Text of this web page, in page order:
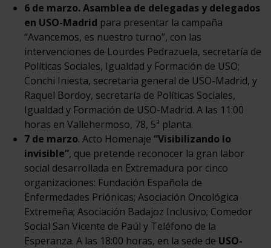
6 de marzo. Asamblea de delegadas y delegados
en USO-Madrid para presentar la campaña
“Avancemos, es nuestro turno”, con las
intervenciones de Lourdes Pedrazuela, secretaría de
Políticas Sociales, Igualdad y Formación de USO;
Conchi Iniesta, secretaria general de USO-Madrid, y
Raquel Bordoy, secretaría de Políticas Sociales,
Igualdad y Formación de USO-Madrid. A las 11:00
horas en Vallehermoso, 78, 5ª planta.
7 de marzo. Acto Homenaje “Visibilizando lo
invisible”, que pretende reconocer la gran labor
social desarrollada en Extremadura por cinco
organizaciones: Fundación Española de
Enfermedades Priónicas; Asociación Oncológica
Extremeña; Asociación Badajoz Inclusivo; Comedor
Social San Vicente de Paúl y Teléfono de la
Esperanza. A las 18:00 horas, en la sede de USO-